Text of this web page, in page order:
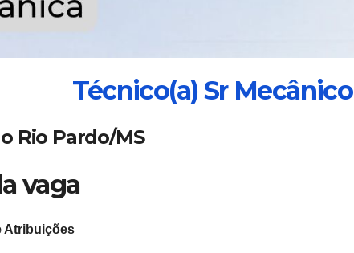
Técnico(a) Sr Mecânico
Rio Pardo/MS
vaga
Atribuições